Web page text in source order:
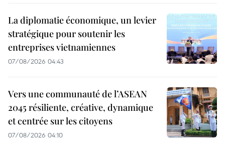
La diplomatie économique, un levier
stratégique pour soutenir les
entreprises vietnamiennes
07/08/2026 04:43
Vers une communauté de l’ASEAN
2045 résiliente, créative, dynamique
et centrée sur les citoyens
07/08/2026 04:10